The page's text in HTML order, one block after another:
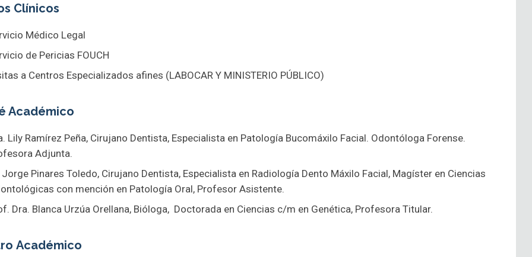
Clínicos
Médico Legal
de Pericias FOUCH
a Centros Especializados afines (LABOCAR Y MINISTERIO PÚBLICO)
Académico
Lily Ramírez Peña, Cirujano Dentista, Especialista en Patología Bucomáxilo Facial. Odontóloga Forense.
Adjunta.
Jorge Pinares Toledo, Cirujano Dentista, Especialista en Radiología Dento Máxilo Facial, Magíster en Ciencias
con mención en Patología Oral, Profesor Asistente.
Dra. Blanca Urzúa Orellana, Bióloga, Doctorada en Ciencias c/m en Genética, Profesora Titular.
Académico